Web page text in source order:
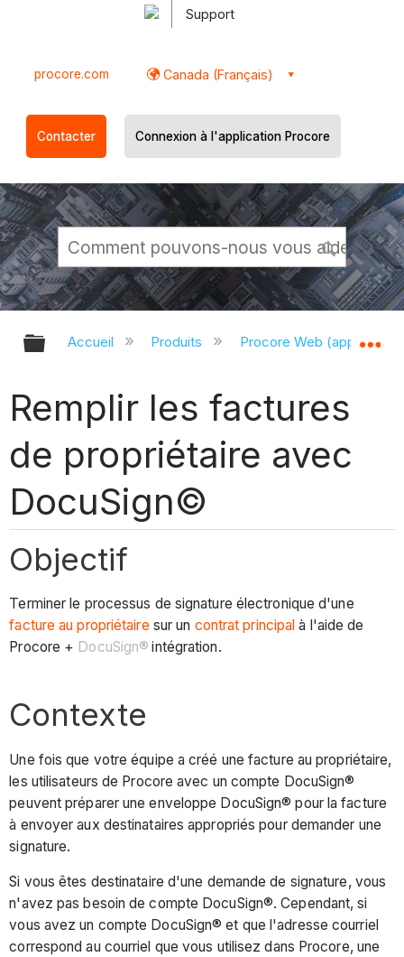
Support
procore.com Canada (Français)
Contacter Connexion à l'application Procore
Développer/réduire la hiérarchie
Accueil Produits Procore Web
Remplir les factures
de propriétaire avec
DocuSign©
Objectif
Terminer le processus de signature électronique d'une
facture au propriétaire sur un contrat principal à l'aide de
Procore + DocuSign® intégration.
Contexte
Une fois que votre équipe a créé une facture au propriétaire,
les utilisateurs de Procore avec un compte DocuSign®
peuvent préparer une enveloppe DocuSign® pour la facture
à envoyer aux destinataires appropriés pour demander une
signature.
Si vous êtes destinataire d'une demande de signature, vous
n'avez pas besoin de compte DocuSign®. Cependant, si
vous avez un compte DocuSign® et que l'adresse courriel
correspond au courriel que vous utilisez dans Procore, une